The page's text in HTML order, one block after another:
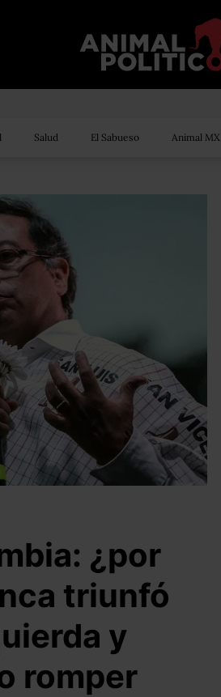
Salud El Sabueso Animal MX
¿por
triunfó
y
romper